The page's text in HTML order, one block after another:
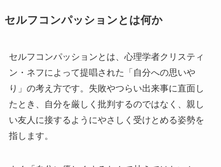
セルフコンパッションとは何か
セルフコンパッションとは、心理学者クリスティ
ン・ネフによって提唱された「自分への思いや
り」の考え方です。失敗やつらい出来事に直面し
たとき、自分を厳しく批判するのではなく、親し
い友人に接するようにやさしく受けとめる姿勢を
指します。